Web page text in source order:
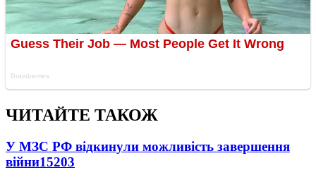
ЧИТАЙТЕ ТАКОЖ
У МЗС РФ відкинули можливість завершення
війни15203